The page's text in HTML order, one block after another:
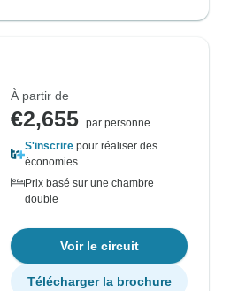
À partir de
€2,655 par personne
S'inscrire pour réaliser des
économies
Prix basé sur une chambre
double
Voir le circuit
Télécharger la brochure